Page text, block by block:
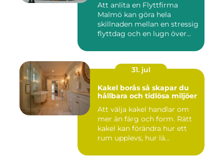
Att anlita en Flyttfirma
Malmö kan göra hela
skillnaden mellan en stressig
flyttdag och en lugn över...
31. jul
Kakel borås så skapar du
hållbara och tidlösa miljöer
Att välja kakel handlar om
mer än färg och form. Rätt
kakel kan förändra hur ett
rum upplevs, hur lä...